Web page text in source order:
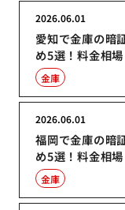
愛知で金庫の暗
め5選！料金相
2026.06.01
金庫
福岡で金庫の暗
め5選！料金相
2026.06.01
金庫